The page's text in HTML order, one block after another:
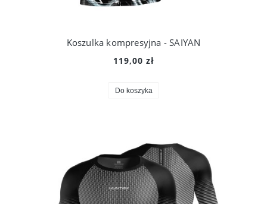
Koszulka kompresyjna - SAIYAN
119,00 zł
Do koszyka